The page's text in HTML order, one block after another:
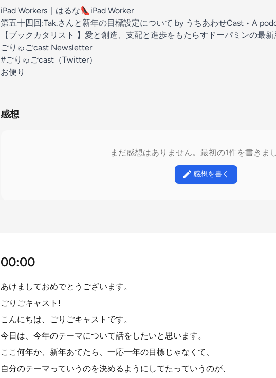
iPad Workers｜はるな👠iPad Worker
第五十四回:Tak.さんと新年の目標設定について by うちあわせCast • A
【ブックカタリスト 】愛と創造、支配と進歩をもたらすドーパミンの最新
ごりゅごcast Newsletter
#ごりゅごcast （Twitter）
お便り
感想
まだ感想はありません。最初の1件を書きま
感想を書く
00:00
あけましておめでとうございます。
ごりごキャスト!
こんにちは、ごりごキャストです。
今日は、今年のテーマについて話をしたいと思います。
ここ何年か、新年あてたら、一応一年の目標じゃなくて、
自分のテーマっていうのを決めるようにしてたっていうのが、